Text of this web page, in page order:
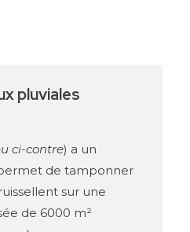
pluviales
ci-contre) a un
de tamponner
sur une
de 6000 m²